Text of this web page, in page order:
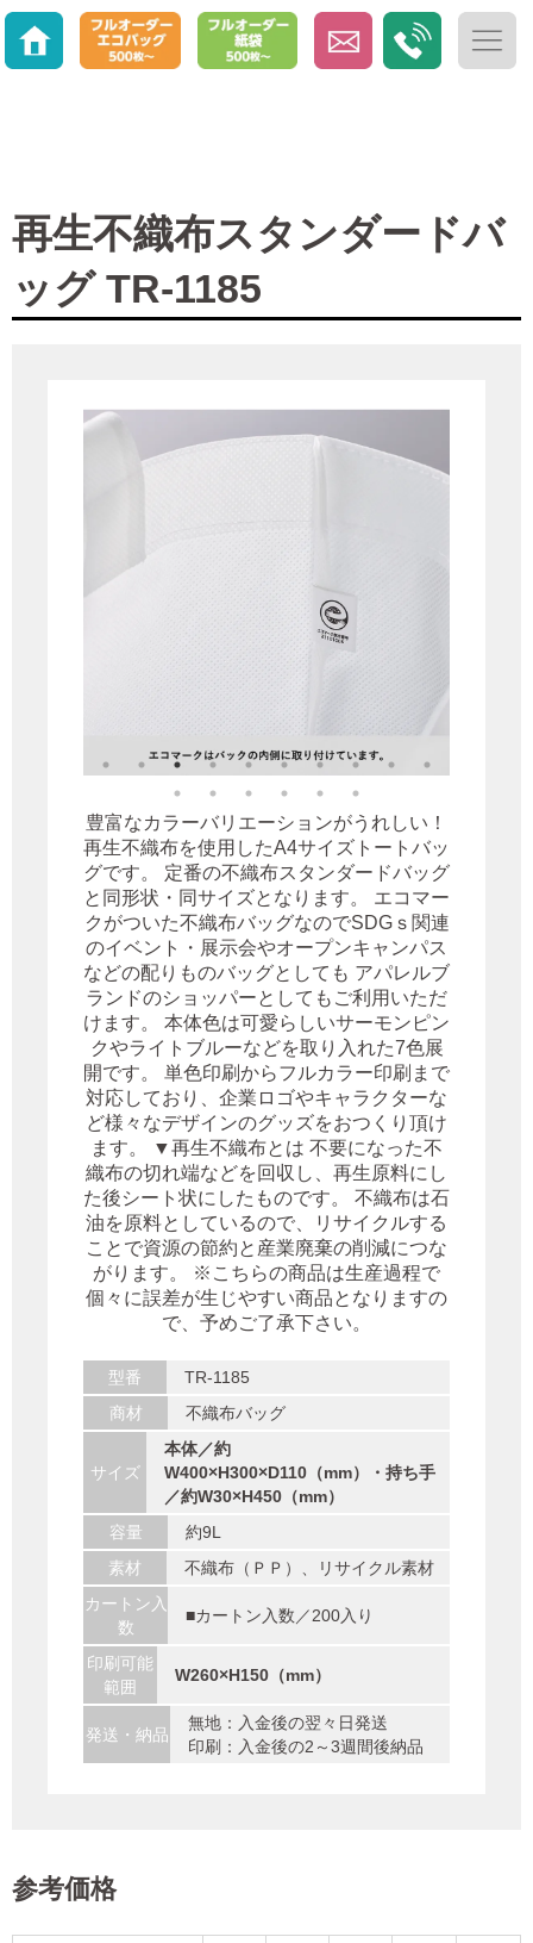
再生不織布スタンダードバ
ッグ TR-1185
豊富なカラーバリエーションがうれしい！
再生不織布を使用したA4サイズトートバッ
グです。 定番の不織布スタンダードバッグ
と同形状・同サイズとなります。 エコマー
クがついた不織布バッグなのでSDGｓ関連
のイベント・展示会やオープンキャンパス
などの配りものバッグとしても アパレルブ
ランドのショッパーとしてもご利用いただ
けます。 本体色は可愛らしいサーモンピン
クやライトブルーなどを取り入れた7色展
開です。 単色印刷からフルカラー印刷まで
対応しており、企業ロゴやキャラクターな
ど様々なデザインのグッズをおつくり頂け
ます。 ▼再生不織布とは 不要になった不
織布の切れ端などを回収し、再生原料にし
た後シート状にしたものです。 不織布は石
油を原料としているので、リサイクルする
ことで資源の節約と産業廃棄の削減につな
がります。 ※こちらの商品は生産過程で
個々に誤差が生じやすい商品となりますの
で、予めご了承下さい。
型番
TR-1185
商材
不織布バッグ
サイズ
本体／約
W400×H300×D110（mm）・持ち手
／約W30×H450（mm）
容量
約9L
素材
不織布（ＰＰ）、リサイクル素材
カートン入
数
■カートン入数／200入り
印刷可能
範囲
W260×H150（mm）
発送・納品
無地：入金後の翌々日発送
印刷：入金後の2～3週間後納品
参考価格